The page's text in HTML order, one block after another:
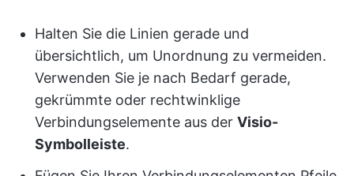
Halten Sie die Linien gerade und
übersichtlich, um Unordnung zu vermeiden.
Verwenden Sie je nach Bedarf gerade,
gekrümmte oder rechtwinklige
Verbindungselemente aus der Visio-
Symbolleiste.